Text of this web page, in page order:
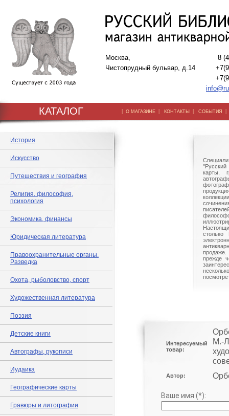
Москва,
Чистопрудный бульвар, д.14
8
КАТАЛОГ | О МАГАЗИНЕ | КОНТАКТЫ | СОБЫТИЯ
История
Искусство
Путешествия и география
Религия, философия,
психология
Экономика, финансы
Юридическая литература
Правоохранительные органы.
Разведка
Охота, рыболовство, спорт
Художественная литература
Поэзия
Детские книги
Автографы, рукописи
Иудаика
Географические карты
Гравюры и литографии
"Русский
карты,
столько
прежде
Интересуемый
товар:
М.-
Автор:
Ваше имя (*):